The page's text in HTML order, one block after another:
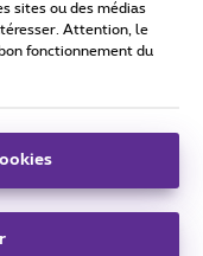
sites ou des médias
Attention, le
fonctionnement du